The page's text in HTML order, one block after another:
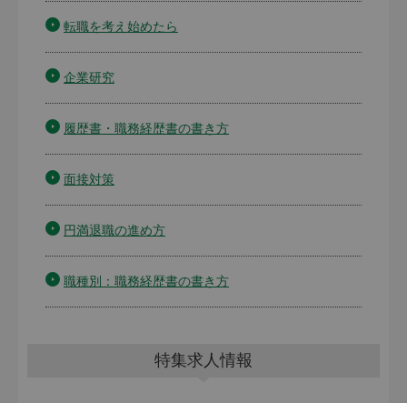
転職を考え始めたら
企業研究
履歴書・職務経歴書の書き方
面接対策
円満退職の進め方
職種別：職務経歴書の書き方
特集求人情報